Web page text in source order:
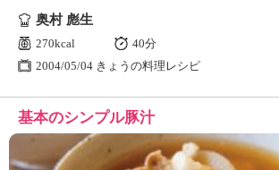
奥村 彪生
270kcal
40分
2004/05/04 きょうの料理レシピ
基本のシンプル豚汁